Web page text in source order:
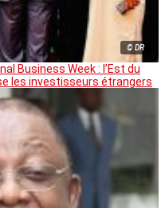
© DR
Business Week : l’Est du
les investisseurs étrangers